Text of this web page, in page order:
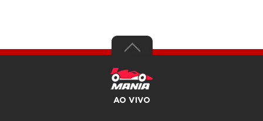
AO VIVO